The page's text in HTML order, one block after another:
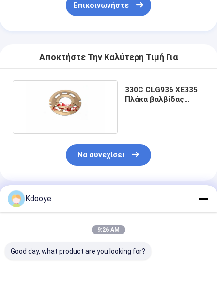
Επικοινωνήστε
Αποκτήστε Την Καλύτερη Τιμή Για
330C CLG936 XE335
Πλάκα βαλβίδας
Να συνεχίσει
Συνιστώμενα Προϊόντα
Kdooye
9:26 AM
Good day, what product are you looking for?